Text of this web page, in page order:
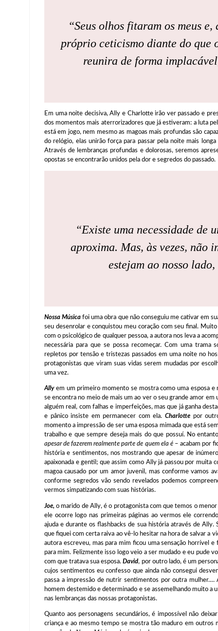
“Seus olhos fitaram os meus
próprio ceticismo diante do que
reunira de forma
Em uma noite decisiva, Ally e Charlotte irão ver passado e
dos momentos mais aterrorizadores que já estiveram: a luta
está em jogo, nem mesmo as magoas mais profundas são
do relógio, elas unirão força para passar pela noite mais
Através de lembranças profundas e dolorosas, seremos
opostas se encontrarão unidos pela dor e segredos do passado.
“Existe uma necessidade de
aproxima. Mas, às vezes, não
estejam ao nosso
Nossa Música foi uma obra que não conseguiu me cativar em
seu desenrolar e conquistou meu coração com seu final.
com o psicológico de qualquer pessoa, a autora nos leva a
necessária para que se possa recomeçar. Com uma
repletos por tensão e tristezas passados em uma noite no
protagonistas que viram suas vidas serem mudadas por
uma vez.
Allyem um primeiro momento se mostra como uma esposa e
se encontra no meio de mais um ao ver o seu grande amor
alguém real, com falhas e imperfeições, mas que já ganha
e pânico insiste em permanecer com ela.Charlotte por
momento a impressão de ser uma esposa mimada que está
trabalho e que sempre deseja mais do que possuí. No
apesar de fazerem realmente parte de quem ela é– acabam por
história e sentimentos, nos mostrando que apesar de
apaixonada e gentil; que assim como Ally já passou por muita
magoa causado por um amor juvenil, mas conforme vamos
conforme segredos vão sendo revelados podemos
vermos simpatizando com suas histórias.
Joe, o marido de Ally, é o protagonista com que temos o
ele ocorre logo nas primeiras páginas ao vermos ele
ajuda e durante os flashbacks de sua história através de
que fiquei com certa raiva ao vê-lo hesitar na hora de salvar a
autora escreveu, mas para mim ficou uma sensação horrível
para mim. Felizmente isso logo veio a ser mudado e eu pude
com que tratava sua esposa.David, por outro lado, é um
cujos sentimentos eu confesso que ainda não consegui
passa a impressão de nutrir sentimentos por outra mulher….
homem destemido e determinado e se assemelhando muito a
nas lembranças das nossas protagonistas.
Quanto aos personagens secundários, é impossível não
criança e ao mesmo tempo se mostra tão maduro em outros